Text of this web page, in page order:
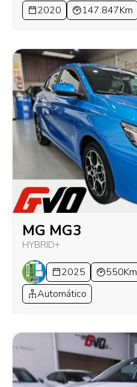
2020 147.847Km
MG MG3
HYBRID+
2025 550Km
Automático